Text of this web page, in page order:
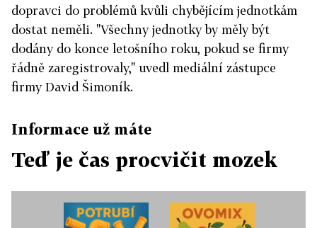
dopravci do problémů kvůli chybějícím jednotkám
dostat neměli. "Všechny jednotky by měly být
dodány do konce letošního roku, pokud se firmy
řádně zaregistrovaly," uvedl mediální zástupce
firmy David Šimoník.
Informace už máte
Teď je čas procvičit mozek